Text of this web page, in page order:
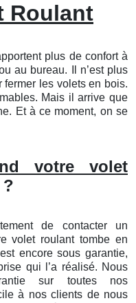
Roulant
plus de confort à
au bureau. Il n’est plus
fermer les volets en bois.
Mais il arrive que
Et à ce moment, on se
votre volet
?
de contacter un
volet roulant tombe en
encore sous garantie,
qui l’a réalisé. Nous
sur toutes nos
à nos clients de nous